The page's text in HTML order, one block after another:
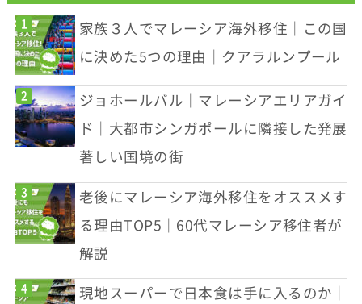
家族３人でマレーシア海外移住｜この国
に決めた5つの理由｜クアラルンプール
ジョホールバル｜マレーシアエリアガイ
ド｜大都市シンガポールに隣接した発展
著しい国境の街
老後にマレーシア海外移住をオススメす
る理由TOP5｜60代マレーシア移住者が
解説
現地スーパーで日本食は手に入るのか｜